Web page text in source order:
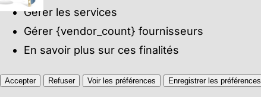
Gérer les services
Gérer {vendor_count} fournisseurs
En savoir plus sur ces finalités
Accepter Refuser Voir les préférences Enregistrer les préférences